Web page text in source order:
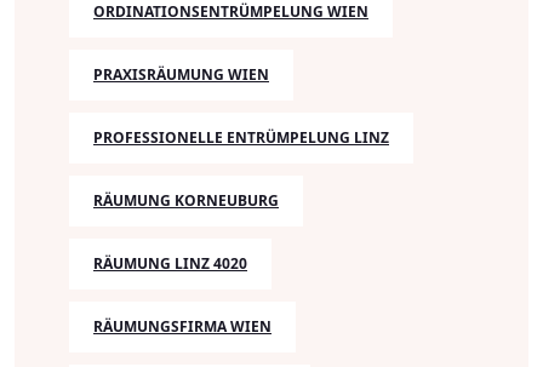
ORDINATIONSENTRÜMPELUNG WIEN
PRAXISRÄUMUNG WIEN
PROFESSIONELLE ENTRÜMPELUNG LINZ
RÄUMUNG KORNEUBURG
RÄUMUNG LINZ 4020
RÄUMUNGSFIRMA WIEN